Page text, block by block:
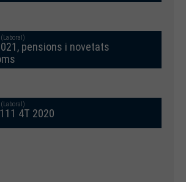
pensions i novetats
4T 2020